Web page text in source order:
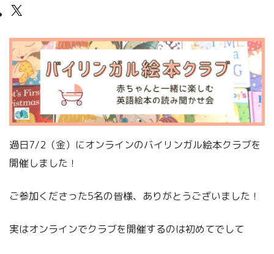
過日7/2（金）にオンラインのバイリンガル絵本クラブを
開催しました！
ご参加くださった5名の皆様、ありがとうございました！
実はオンラインでクラブを開催するのは初めてでして